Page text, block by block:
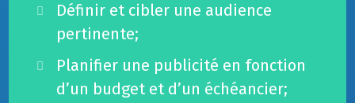
Définir et cibler une audience
pertinente;
Planifier une publicité en fonction
d’un budget et d’un échéancier;